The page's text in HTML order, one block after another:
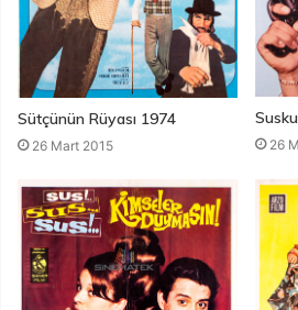
Sütçünün Rüyası 1974
26 Mart 2015 26